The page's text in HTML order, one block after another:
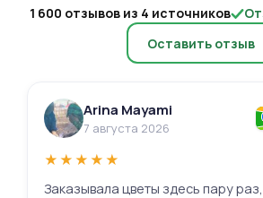
1 600 отзывов из 4 источников
Оставить отзыв
Arina Mayami
7 августа 2026
★★★★★
Заказывала цветы здесь пару раз,